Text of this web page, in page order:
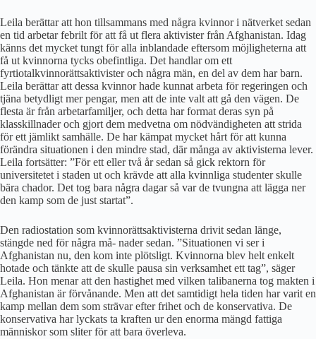
Leila berättar att hon tillsammans med några kvinnor i nätverket sedan
en tid arbetar febrilt för att få ut flera aktivister från Afghanistan. Idag
känns det mycket tungt för alla inblandade eftersom möjligheterna att
få ut kvinnorna tycks obefintliga. Det handlar om ett
fyrtiotalkvinnorättsaktivister och några män, en del av dem har barn.
Leila berättar att dessa kvinnor hade kunnat arbeta för regeringen och
tjäna betydligt mer pengar, men att de inte valt att gå den vägen. De
flesta är från arbetarfamiljer, och detta har format deras syn på
klasskillnader och gjort dem medvetna om nödvändigheten att strida
för ett jämlikt samhälle. De har kämpat mycket hårt för att kunna
förändra situationen i den mindre stad, där många av aktivisterna lever.
Leila fortsätter: ”För ett eller två år sedan så gick rektorn för
universitetet i staden ut och krävde att alla kvinnliga studenter skulle
bära chador. Det tog bara några dagar så var de tvungna att lägga ner
den kamp som de just startat”.
Den radiostation som kvinnorättsaktivisterna drivit sedan länge,
stängde ned för några må- nader sedan. ”Situationen vi ser i
Afghanistan nu, den kom inte plötsligt. Kvinnorna blev helt enkelt
hotade och tänkte att de skulle pausa sin verksamhet ett tag”, säger
Leila. Hon menar att den hastighet med vilken talibanerna tog makten i
Afghanistan är förvånande. Men att det samtidigt hela tiden har varit en
kamp mellan dem som strävar efter frihet och de konservativa. De
konservativa har lyckats ta kraften ur den enorma mängd fattiga
människor som sliter för att bara överleva.